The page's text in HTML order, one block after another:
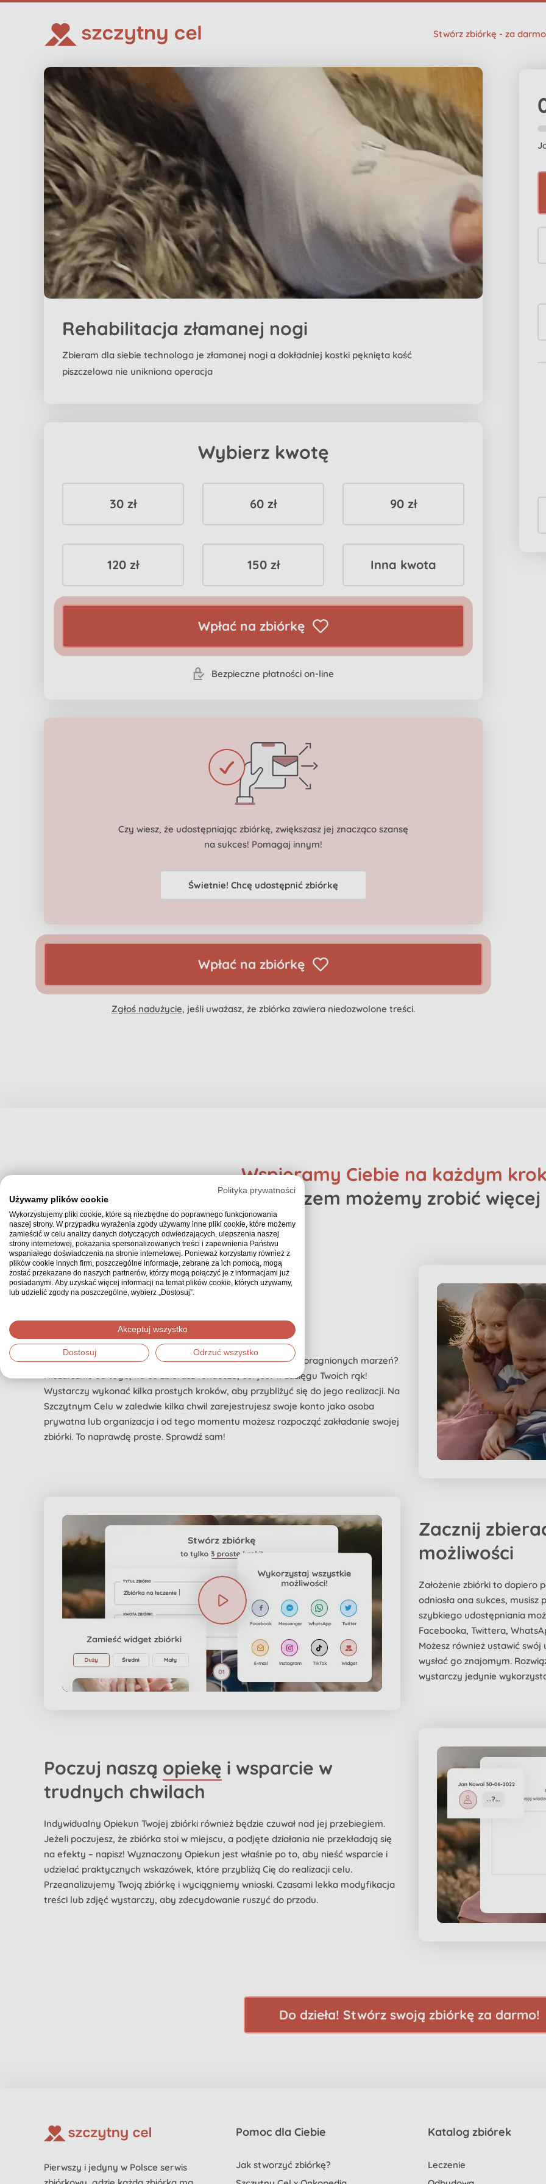
Stwórz zbiórkę - za darmo
Rehabilitacja złamanej nogi
Zbieram dla siebie technologa je złamanej nogi a dokładniej kostki pęknięta kość
piszczelowa nie unikniona operacja
Wybierz kwotę
30 zł 60 zł 90 zł
120 zł 150 zł Inna kwota
Wpłać na zbiórkę
Bezpieczne płatności on-line
Czy wiesz, że udostępniając zbiórkę, zwiększasz jej znacząco szansę
na sukces! Pomagaj innym!
Świetnie! Chcę udostępnić zbiórkę
Wpłać na zbiórkę
Zgłoś nadużycie, jeśli uważasz, że zbiórka zawiera niedozwolone treści.
Wspieramy Ciebie na każdym
Razem możemy zrobić więcej
stworzyć zbiórkę
Przykra sytuacja losowa? Nagła choroba? Chęć spełnienia upragnionych marzeń?
Niezależnie od tego, na co zbierasz fundusze, cel jest w zasięgu Twoich rąk!
Wystarczy wykonać kilka prostych kroków, aby przybliżyć się do jego realizacji. Na
Szczytnym Celu w zaledwie kilka chwil zarejestrujesz swoje konto jako osoba
prywatna lub organizacja i od tego momentu możesz rozpocząć zakładanie swojej
zbiórki. To naprawdę proste. Sprawdź sam!
Zacznij
możliwości
Założenie zbiórki to dopiero
odniosła ona sukces,
szybkiego udostępniania
Facebooka, Twittera,
Możesz również ustawić
wysłać go znajomym.
wystarczy jedynie
Poczuj naszą opiekę i wsparcie w
trudnych chwilach
Indywidualny Opiekun Twojej zbiórki również będzie czuwał nad jej przebiegiem.
Jeżeli poczujesz, że zbiórka stoi w miejscu, a podjęte działania nie przekładają się
na efekty – napisz! Wyznaczony Opiekun jest właśnie po to, aby nieść wsparcie i
udzielać praktycznych wskazówek, które przybliżą Cię do realizacji celu.
Przeanalizujemy Twoją zbiórkę i wyciągniemy wnioski. Czasami lekka modyfikacja
treści lub zdjęć wystarczy, aby zdecydowanie ruszyć do przodu.
Do dzieła! Stwórz swoją zbiórkę za darmo!
Pierwszy i jedyny w Polsce serwis
Pomoc dla Ciebie
Jak stworzyć zbiórkę?
Katalog zbiórek
Leczenie
Polityka prywatności
Używamy plików cookie
Wykorzystujemy pliki cookie, które są niezbędne do poprawnego funkcjonowania
naszej strony. W przypadku wyrażenia zgody używamy inne pliki cookie, które możemy
zamieścić w celu analizy danych dotyczących odwiedzających, ulepszenia naszej
strony internetowej, pokazania spersonalizowanych treści i zapewnienia Państwu
wspaniałego doświadczenia na stronie internetowej. Ponieważ korzystamy również z
plików cookie innych firm, poszczególne informacje, zebrane za ich pomocą, mogą
zostać przekazane do naszych partnerów, którzy mogą połączyć je z informacjami już
posiadanymi. Aby uzyskać więcej informacji na temat plików cookie, których używamy,
lub udzielić zgody na poszczególne, wybierz „Dostosuj”.
Akceptuj wszystko
Dostosuj Odrzuć wszystko